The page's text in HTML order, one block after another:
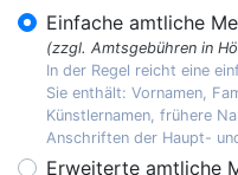
Einfache amtliche
(zzgl. Amtsgebühren in
In der Regel reicht eine
Sie enthält: Vornamen,
Künstlernamen, frühere
Anschriften der Haupt-
Erweiterte amtliche